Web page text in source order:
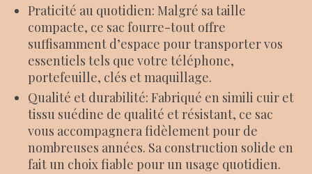
Praticité au quotidien: Malgré sa taille
compacte, ce sac fourre-tout offre
suffisamment d’espace pour transporter vos
essentiels tels que votre téléphone,
portefeuille, clés et maquillage.
Qualité et durabilité: Fabriqué en simili cuir et
tissu suédine de qualité et résistant, ce sac
vous accompagnera fidèlement pour de
nombreuses années. Sa construction solide en
fait un choix fiable pour un usage quotidien.